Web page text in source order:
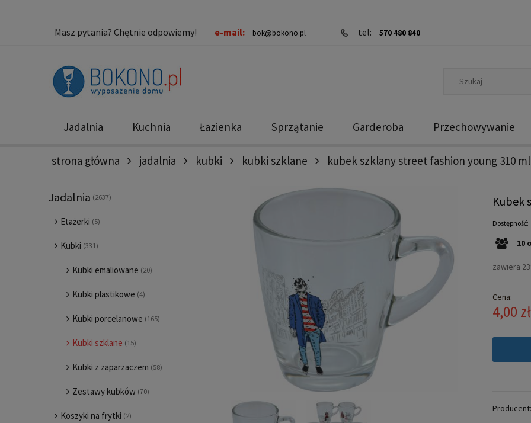
Masz pytania? Chętnie odpowiemy! e-mail: bok@bokono.pl tel: 570 480 840
Jadalnia Kuchnia Łazienka Sprzątanie Garderoba Przechowywanie
Nowości Promocje
strona główna jadalnia kubki kubki szklane kubek szklany street fashion young 310
Jadalnia (2637)
Etażerki (5)
Kubki (331)
Kubki emaliowane (20)
Kubki plastikowe (4)
Kubki porcelanowe (165)
Kubki szklane (15)
Kubki z zaparzaczem (58)
Zestawy kubków (70)
Koszyki na frytki (2)
Kubek
Dostępność:
10
zawiera
Cena:
4,00 zł
Producent: